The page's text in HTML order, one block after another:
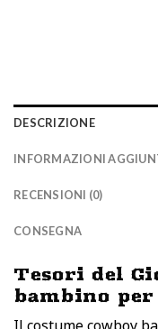
DESCRIZIONE
INFORMAZIONI
RECENSIONI (0)
CONSEGNA
Tesori del
bambino